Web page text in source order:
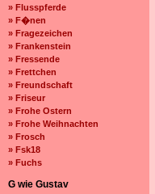
» Flusspferde
» F�nen
» Fragezeichen
» Frankenstein
» Fressende
» Frettchen
» Freundschaft
» Friseur
» Frohe Ostern
» Frohe Weihnachten
» Frosch
» Fsk18
» Fuchs
G wie Gustav